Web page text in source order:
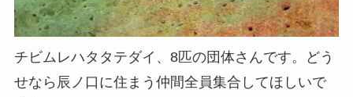
チビムレハタタテダイ、8匹の団体さんです。どう
せなら辰ノ口に住まう仲間全員集合してほしいで